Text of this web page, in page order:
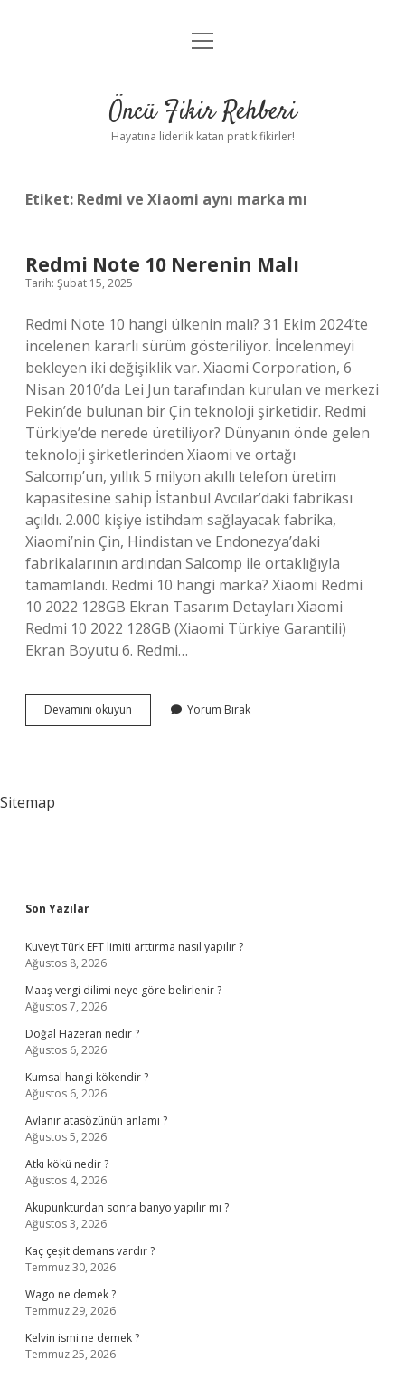
Anasayfa
Yasal Uyarı
menüyü
Öncü Fikir Rehberi
Hayatına liderlik katan pratik fikirler!
Etiket: Redmi ve Xiaomi aynı marka mı
Redmi Note 10 Nerenin Malı
Tarih: Şubat 15, 2025
Redmi Note 10 hangi ülkenin malı? 31 Ekim 2024’te
incelenen kararlı sürüm gösteriliyor. İncelenmeyi
bekleyen iki değişiklik var. Xiaomi Corporation, 6
Nisan 2010’da Lei Jun tarafından kurulan ve merkezi
Pekin’de bulunan bir Çin teknoloji şirketidir. Redmi
Türkiye’de nerede üretiliyor? Dünyanın önde gelen
teknoloji şirketlerinden Xiaomi ve ortağı
Salcomp’un, yıllık 5 milyon akıllı telefon üretim
kapasitesine sahip İstanbul Avcılar’daki fabrikası
açıldı. 2.000 kişiye istihdam sağlayacak fabrika,
Xiaomi’nin Çin, Hindistan ve Endonezya’daki
fabrikalarının ardından Salcomp ile ortaklığıyla
tamamlandı. Redmi 10 hangi marka? Xiaomi Redmi
10 2022 128GB Ekran Tasarım Detayları Xiaomi
Redmi 10 2022 128GB (Xiaomi Türkiye Garantili)
Ekran Boyutu 6. Redmi…
Devamını okuyun
Note
Yorum Bırak
Sitemap
Sidebar
Son Yazılar
Kuveyt Türk EFT limiti arttırma nasıl yapılır ?
Ağustos 8, 2026
Maaş vergi dilimi neye göre belirlenir ?
Ağustos 7, 2026
Doğal Hazeran nedir ?
Ağustos 6, 2026
Kumsal hangi kökendir ?
Ağustos 6, 2026
Avlanır atasözünün anlamı ?
Ağustos 5, 2026
Atkı kökü nedir ?
Ağustos 4, 2026
Akupunkturdan sonra banyo yapılır mı ?
Ağustos 3, 2026
Kaç çeşit demans vardır ?
Temmuz 30, 2026
Wago ne demek ?
Temmuz 29, 2026
Kelvin ismi ne demek ?
Temmuz 25, 2026